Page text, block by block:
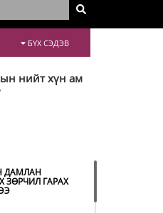
БҮХ СЭДЭВ
нийт хүн ам
ДАМЛАН
ЗӨРЧИЛ ГАРАХ